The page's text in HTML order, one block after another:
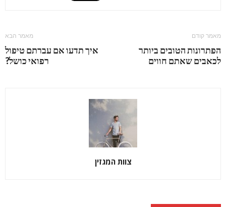
מאמר קודם
הפתרונות הטובים ביותר
לכאבים שאתם חווים
מאמר הבא
איך תדעו אם עברתם טיפול
רפואי כושל?
צוות המגזין